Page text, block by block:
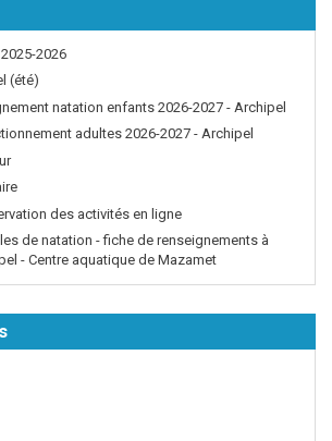
2026
(été)
natation enfants 2026-2027 - Archipel
adultes 2026-2027 - Archipel
des activités en ligne
de natation - fiche de renseignements à
- Centre aquatique de Mazamet